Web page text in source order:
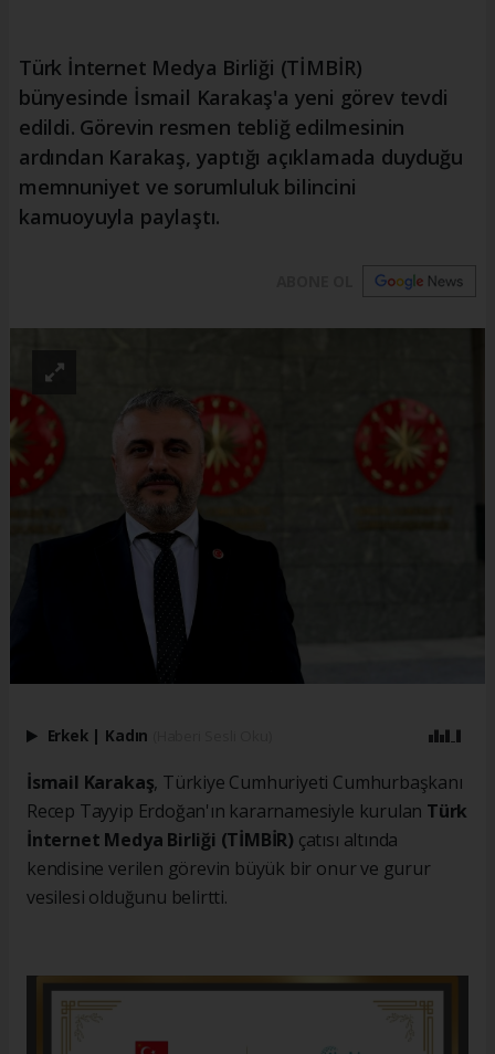
Türk İnternet Medya Birliği (TİMBİR)
bünyesinde İsmail Karakaş'a yeni görev tevdi
edildi. Görevin resmen tebliğ edilmesinin
ardından Karakaş, yaptığı açıklamada duyduğu
memnuniyet ve sorumluluk bilincini
kamuoyuyla paylaştı.
Erkek | Kadın
İsmail Karakaş, Türkiye Cumhuriyeti Cumhurbaşkanı
Recep Tayyip Erdoğan'ın kararnamesiyle kurulan Türk
İnternet Medya Birliği (TİMBİR) çatısı altında
kendisine verilen görevin büyük bir onur ve gurur
vesilesi olduğunu belirtti.